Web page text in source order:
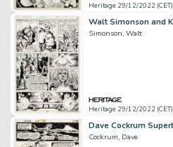
Heritage 29/12/2022 (CET)
Simonson, Walt
Heritage 29/12/2022 (CET)
Cockrum, Dave